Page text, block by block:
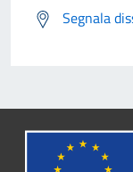
Segnala